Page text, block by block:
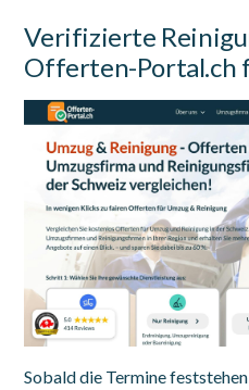
Verifizierte
Offerten-Portal.ch
Sobald die Termine